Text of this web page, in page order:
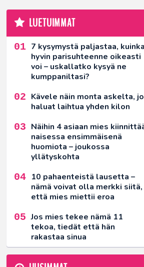
LUETUIMMAT
7 kysymystä paljastaa, kuinka
hyvin parisuhteenne oikeasti
voi – uskallatko kysyä ne
kumppaniltasi?
Kävele näin monta askelta,
haluat laihtua yhden kilon
Näihin 4 asiaan mies
naisessa ensimmäisenä
huomiota – joukossa
yllätyskohta
10 pahaenteistä lausetta –
nämä voivat olla merkki siitä,
että mies miettii eroa
Jos mies tekee nämä 11
tekoa, tiedät että hän
rakastaa sinua